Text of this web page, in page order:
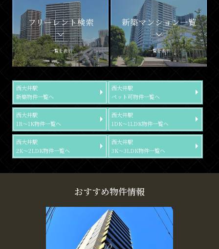
フリーレント検索
一覧を表示
新築マンション一覧
一覧を表示
西大井駅
新築物件一覧へ
西大井駅
ペット可物件一覧へ
西大井駅
1R～1K物件一覧へ
西大井駅
1DK～1LDK物件一覧へ
西大井駅
2K～2LDK物件一覧へ
西大井駅
3K～3LDK物件一覧へ
おすすめ物件情報